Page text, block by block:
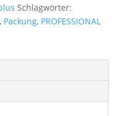
Schlagwörter:
, Packung, PROFESSIONAL